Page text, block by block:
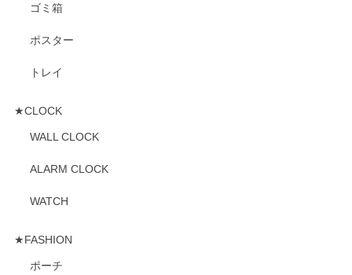
ゴミ箱
ポスター
トレイ
★CLOCK
WALL CLOCK
ALARM CLOCK
WATCH
★FASHION
ポーチ